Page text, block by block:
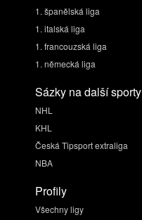
1. španělská liga
1. italská liga
1. francouzská liga
1. německá liga
Sázky na další sporty
NHL
KHL
Česká Tipsport extraliga
NBA
Profily
Všechny ligy